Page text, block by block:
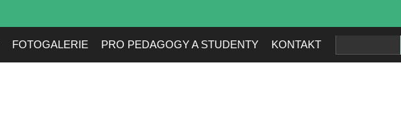
FOTOGALERIE PRO PEDAGOGY A STUDENTY KONTAKT